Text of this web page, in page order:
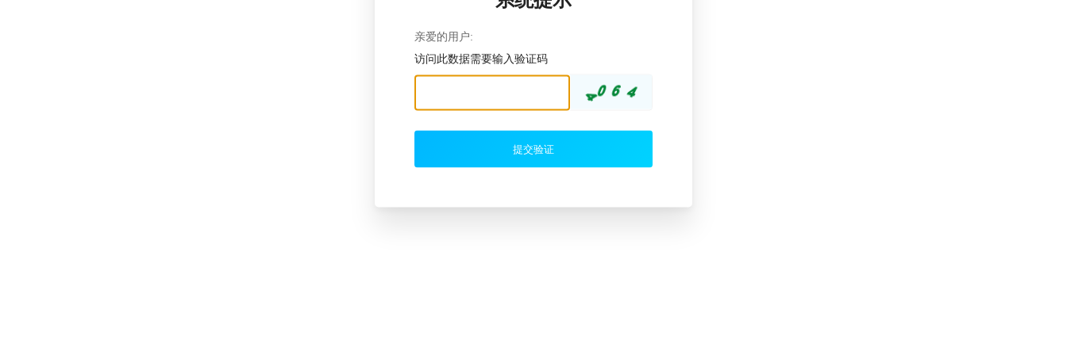
亲爱的用户:
访问此数据需要输入验证码